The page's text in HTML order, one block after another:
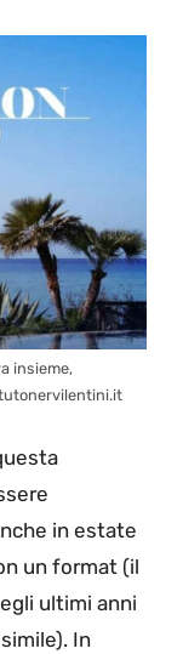
insieme,
in estate
un format (il
ultimi anni
In